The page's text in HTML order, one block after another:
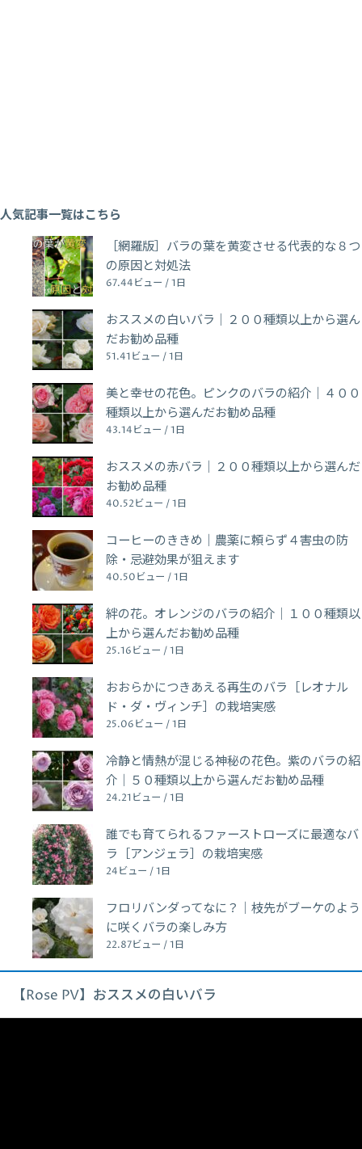
人気記事一覧はこちら
［網羅版］バラの葉を黄変させる代表的な８つ
の原因と対処法
67.44ビュー / 1日
おススメの白いバラ｜２００種類以上から選ん
だお勧め品種
51.41ビュー / 1日
美と幸せの花色。ピンクのバラの紹介｜４００
種類以上から選んだお勧め品種
43.14ビュー / 1日
おススメの赤バラ｜２００種類以上から選んだ
お勧め品種
40.52ビュー / 1日
コーヒーのききめ｜農薬に頼らず４害虫の防
除・忌避効果が狙えます
40.50ビュー / 1日
絆の花。オレンジのバラの紹介｜１００種類以
上から選んだお勧め品種
25.16ビュー / 1日
おおらかにつきあえる再生のバラ［レオナル
ド・ダ・ヴィンチ］の栽培実感
25.06ビュー / 1日
冷静と情熱が混じる神秘の花色。紫のバラの紹
介｜５０種類以上から選んだお勧め品種
24.21ビュー / 1日
誰でも育てられるファーストローズに最適なバ
ラ［アンジェラ］の栽培実感
24ビュー / 1日
フロリバンダってなに？｜枝先がブーケのよう
に咲くバラの楽しみ方
22.87ビュー / 1日
【Rose PV】おススメの白いバラ